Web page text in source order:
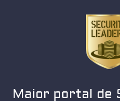
Maior portal de